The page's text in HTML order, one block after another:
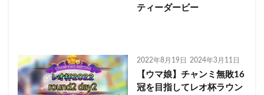
ティーダービー
2022年8月19日 2024年3月11日
【ウマ娘】チャンミ無敗16
冠を目指してレオ杯ラウン